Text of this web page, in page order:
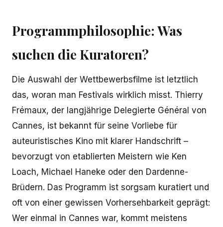
Programmphilosophie: Was
suchen die Kuratoren?
Die Auswahl der Wettbewerbsfilme ist letztlich
das, woran man Festivals wirklich misst. Thierry
Frémaux, der langjährige Delegierte Général von
Cannes, ist bekannt für seine Vorliebe für
auteuristisches Kino mit klarer Handschrift –
bevorzugt von etablierten Meistern wie Ken
Loach, Michael Haneke oder den Dardenne-
Brüdern. Das Programm ist sorgsam kuratiert und
oft von einer gewissen Vorhersehbarkeit geprägt:
Wer einmal in Cannes war, kommt meistens